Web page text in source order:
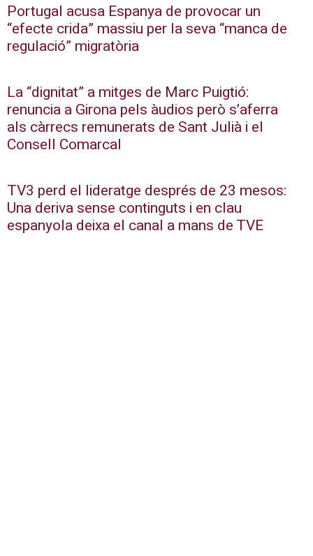
Portugal acusa Espanya de provocar un
“efecte crida” massiu per la seva “manca de
regulació” migratòria
La “dignitat” a mitges de Marc Puigtió:
renuncia a Girona pels àudios però s’aferra
als càrrecs remunerats de Sant Julià i el
Consell Comarcal
TV3 perd el lideratge després de 23 mesos:
Una deriva sense continguts i en clau
espanyola deixa el canal a mans de TVE